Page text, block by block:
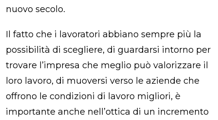
nuovo secolo.
Il fatto che i lavoratori abbiano sempre più la
possibilità di scegliere, di guardarsi intorno per
trovare l’impresa che meglio può valorizzare il
loro lavoro, di muoversi verso le aziende che
offrono le condizioni di lavoro migliori, è
importante anche nell’ottica di un incremento